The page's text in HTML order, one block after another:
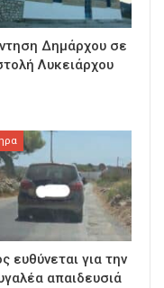
Δημάρχου σε
Λυκειάρχου
ευθύνεται για την
απαιδευσιά